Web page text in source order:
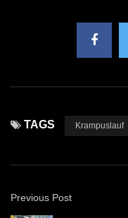
TAGS Krampuslauf
Previous Post